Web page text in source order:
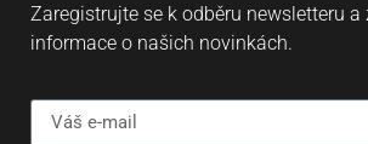
Zaregistrujte se k odběru newsletteru a
informace o našich novinkách.